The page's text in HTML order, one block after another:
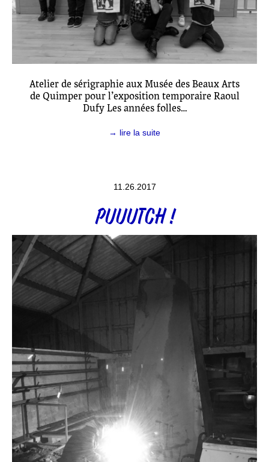
Atelier de sérigraphie aux Musée des Beaux Arts
de Quimper pour l’exposition temporaire Raoul
Dufy Les années folles…
→ lire la suite
11.26.2017
PUUUTCH !